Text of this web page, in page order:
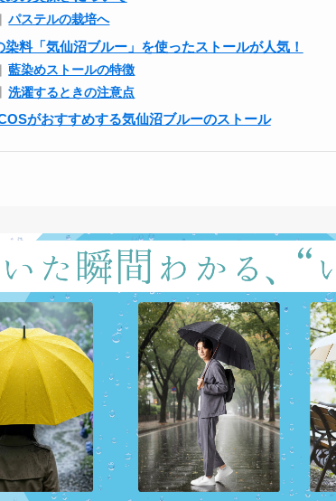
パステルの栽培へ
染料「気仙沼ブルー」を使ったストールが人気！
藍染めストールの特徴
洗濯するときの注意点
がおすすめする気仙沼ブルーのストール